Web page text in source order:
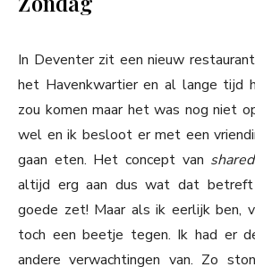
In Deventer zit een nieuw
het Havenkwartier en al lange tijd
zou komen maar het was nog niet
wel en ik besloot er met een
gaan eten. Het concept van
altijd erg aan dus wat dat
goede zet! Maar als ik eerlijk ben,
toch een beetje tegen. Ik had er
andere verwachtingen van. Zo